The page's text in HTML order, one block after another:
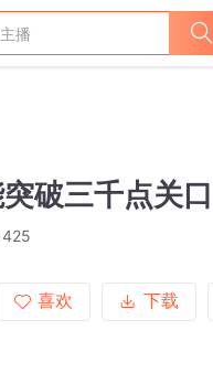
破三千点关
喜欢
下载